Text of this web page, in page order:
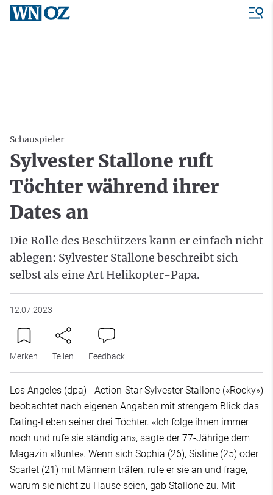
Schauspieler
Sylvester Stallone ruft
Töchter während ihrer
Dates an
Die Rolle des Beschützers kann er einfach nicht
ablegen: Sylvester Stallone beschreibt sich
selbst als eine Art Helikopter-Papa.
12.07.2023
Merken Teilen Feedback
Los Angeles (dpa) - Action-Star Sylvester Stallone («Rocky»)
beobachtet nach eigenen Angaben mit strengem Blick das
Dating-Leben seiner drei Töchter. «Ich folge ihnen immer
noch und rufe sie ständig an», sagte der 77-Jährige dem
Magazin «Bunte». Wenn sich Sophia (26), Sistine (25) oder
Scarlet (21) mit Männern träfen, rufe er sie an und frage,
warum sie nicht zu Hause seien, gab Stallone zu. Mit